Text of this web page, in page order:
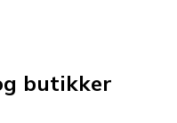
butikker